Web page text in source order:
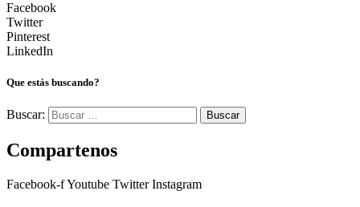
Facebook
Twitter
Pinterest
LinkedIn
Que estás buscando?
Buscar:
Compartenos
Facebook-fYoutube Twitter Instagram